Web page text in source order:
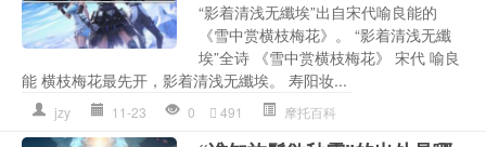
“影着清浅无纖埃”出自宋代喻良能的
《雪中赏横枝梅花》。 “影着清浅无纖
埃”全诗 《雪中赏横枝梅花》 宋代 喻良
能 横枝梅花最先开，影着清浅无纖埃。 寿阳妆...
jzy 11-23 0 491 摩托百科